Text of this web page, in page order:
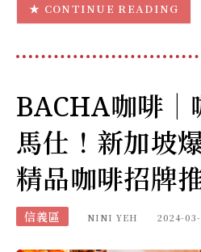
CONTINUE READING
BACHA咖啡｜
馬仕！新加坡
精品咖啡招牌
信義區 NINI YEH 2024-